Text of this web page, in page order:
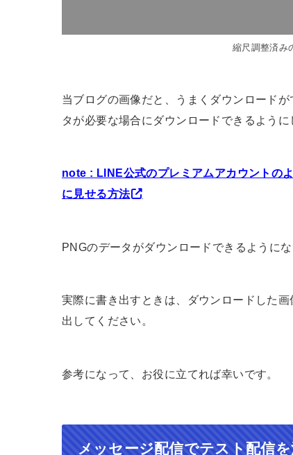
縮尺調整済み
当ブログの画像だと、うまくダウンロード
タが必要な場合にダウンロードできるように
note : LINE公式のプレミアムアカウントの
に見せる方法
PNGのデータがダウンロードできるようにな
実際に書き出すときは、ダウンロードした
出してください。
参考になって、お役に立てれば幸いです。
メッセージ配信でテスト配信